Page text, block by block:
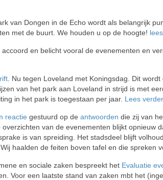
van Dongen in de Echo wordt als belangrijk
met de buurt. We houden u op de hoogte!
en belicht vooral de evenementen en
. Nu tegen Loveland met Koningsdag. Dit
van het park aan Loveland in strijd is met
in het park is toegestaan per jaar. Lees
reactie gestuurd op de antwoorden die zij van
overzichten van de evenementen blijkt opnieuw
is van spreiding. Het stadsdeel blijft
haalden de feiten boven tafel en die spreken
en sociale zaken bespreekt het Evaluatie
Voor een laatste stand van zaken mbt het